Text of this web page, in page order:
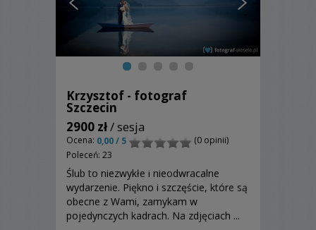
Krzysztof - fotograf
Szczecin
2900 zł/ sesja
Ocena: 0,00 / 5
(0 opinii)
Poleceń: 23
Ślub to niezwykłe i nieodwracalne
wydarzenie. Piękno i szczęście, które są
obecne z Wami, zamykam w
pojedynczych kadrach. Na zdjęciach ...